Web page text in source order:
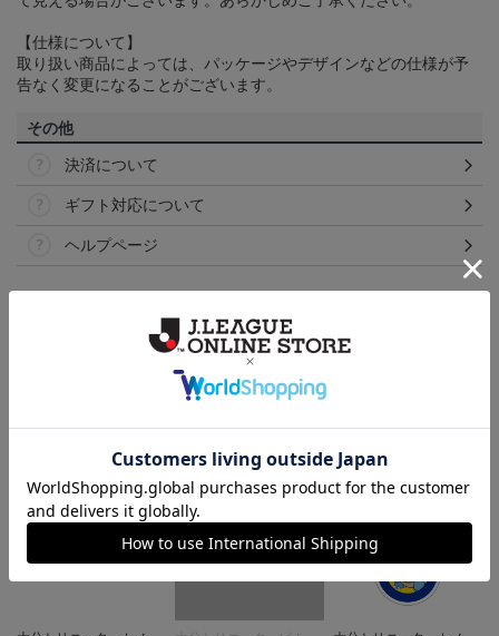
【仕様について】
取り扱い商品によっては、パッケージやデザインなどの仕様が予
告なく変更になることがございます。
その他
決済について
ギフト対応について
ヘルプページ
NEW